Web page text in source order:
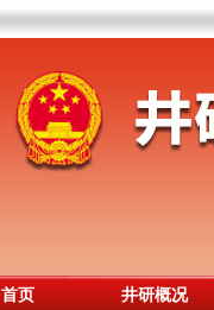
首页 井研概况